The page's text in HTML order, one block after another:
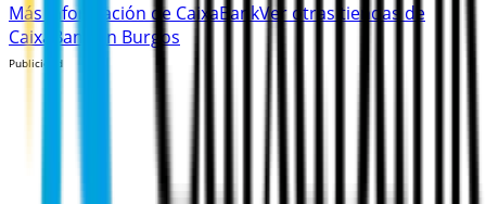
Más información de CaixaBankVer otras tiendas de
CaixaBank en Burgos
Publicidad